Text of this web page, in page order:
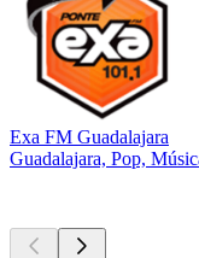
Exa FM Guadalajara
Guadalajara, Pop,